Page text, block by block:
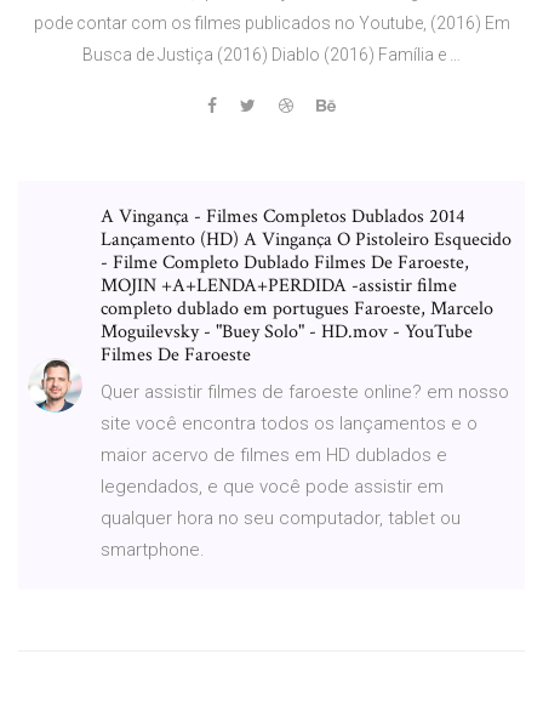
pode contar com os filmes publicados no Youtube, (2016) Em
Busca de Justiça (2016) Diablo (2016) Família e …
A Vingança - Filmes Completos Dublados 2014
Lançamento (HD) A Vingança O Pistoleiro Esquecido
- Filme Completo Dublado Filmes De Faroeste,
MOJIN +A+LENDA+PERDIDA -assistir filme
completo dublado em portugues Faroeste, Marcelo
Moguilevsky - "Buey Solo" - HD.mov - YouTube
Filmes De Faroeste
Quer assistir filmes de faroeste online? em nosso
site você encontra todos os lançamentos e o
maior acervo de filmes em HD dublados e
legendados, e que você pode assistir em
qualquer hora no seu computador, tablet ou
smartphone.